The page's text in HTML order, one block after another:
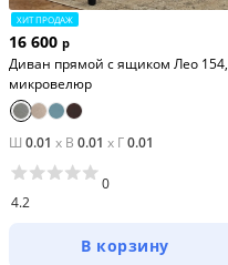
ХИТ ПРОДАЖ
16 600 р
Диван прямой с ящиком Лео 154,
микровелюр
Ш 0.01 x В 0.01 x Г0.01
4.2
0
В корзину